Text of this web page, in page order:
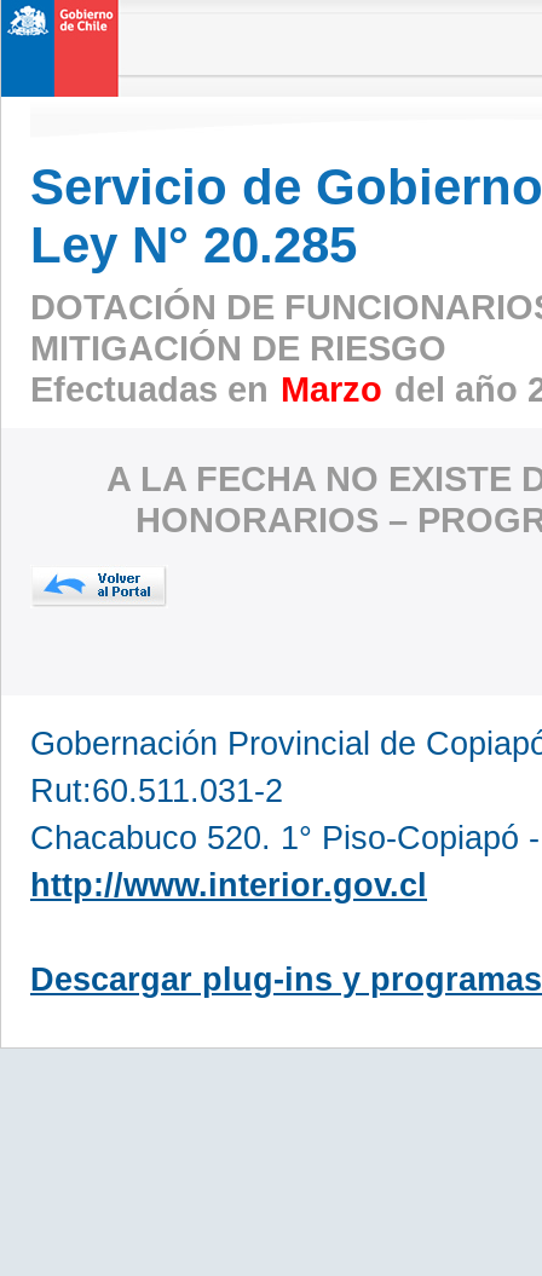
Servicio de
Ley N° 20.285
DOTACIÓN DE
MITIGACIÓN DE RIESGO
Efectuadas en Marzo del año
A LA FECHA NO EXISTE
HONORARIOS –
Gobernación Provincial de
Rut:60.511.031-2
Chacabuco 520. 1° Piso-Copiapó
http://www.interior.gov.cl
Descargar plug-ins y